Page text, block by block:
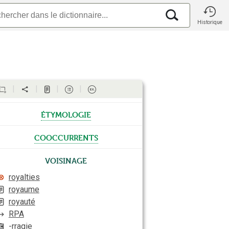
Historique
étymologie
cooccurrents
Voisinage
royalties
royaume
royauté
RPA
-rragie